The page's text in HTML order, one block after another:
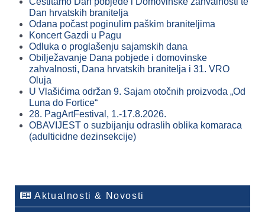
Dan hrvatskih branitelja
Odana počast poginulim paškim braniteljima
Koncert Gazdi u Pagu
Odluka o proglašenju sajamskih dana
Obilježavanje Dana pobjede i domovinske
zahvalnosti, Dana hrvatskih branitelja i 31. VRO
Oluja
U Vlašićima održan 9. Sajam otočnih proizvoda „Od
Luna do Fortice“
28. PagArtFestival, 1.-17.8.2026.
OBAVIJEST o suzbijanju odraslih oblika komaraca
(adulticidne dezinsekcije)
Aktualnosti & Novosti